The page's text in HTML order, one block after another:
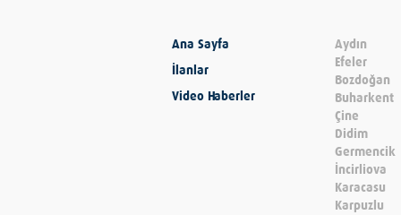
Ana Sayfa
İlanlar
Video Haberler
Aydın
Efeler
Bozdoğan
Buharkent
Çine
Didim
Germencik
İncirliova
Karacasu
Karpuzlu